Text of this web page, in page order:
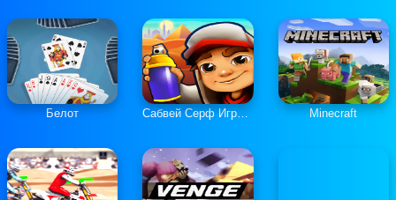
Белот Сабвей Серф Играть Онлайн Minecraft